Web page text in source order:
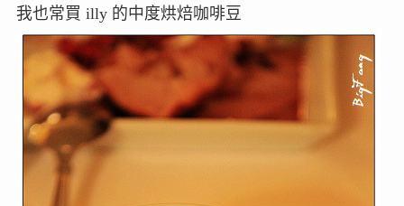
我也常買 illy 的中度烘焙咖啡豆